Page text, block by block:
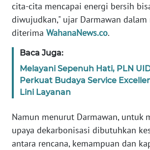
cita-cita mencapai energi bersih
diwujudkan," ujar Darmawan
diterima WahanaNews.co.
Baca Juga:
Melayani Sepenuh Hati, PLN
Perkuat Budaya Service
Lini Layanan
Namun menurut Darmawan, untuk
upaya dekarbonisasi dibutuhkan
antara rencana, kemampuan dan
WN
PAPUA
BARAT
WN
WN
SERAMBI
JAMBI